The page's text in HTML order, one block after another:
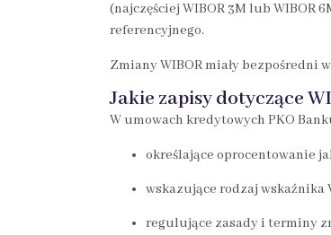
(najczęściej WIBOR 3M lub
referencyjnego.
Zmiany WIBOR miały bezpośredni
Jakie zapisy dotyczące
W umowach kredytowych PKO
określające oprocentowanie
wskazujące rodzaj wskaźnika
regulujące zasady i terminy